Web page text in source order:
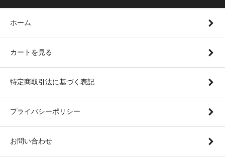
ホーム
カートを見る
特定商取引法に基づく表記
プライバシーポリシー
お問い合わせ